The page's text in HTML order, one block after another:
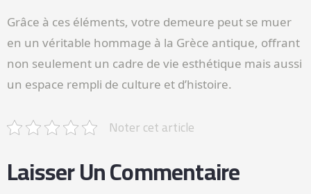
Grâce à ces éléments, votre demeure peut se muer
en un véritable hommage à la Grèce antique, offrant
non seulement un cadre de vie esthétique mais aussi
un espace rempli de culture et d’histoire.
Noter cet article
Laisser Un Commentaire